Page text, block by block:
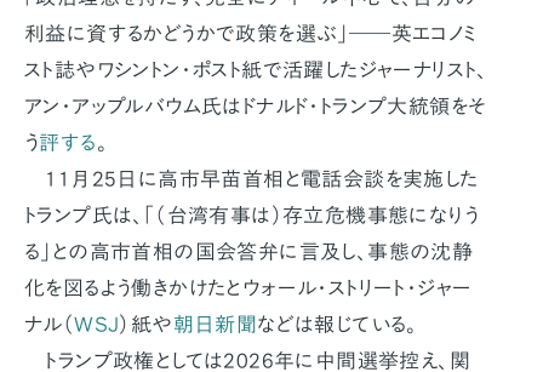
利益に資するかどうかで政策を選ぶ」――英エコノミ
スト誌やワシントン・ポスト紙で活躍したジャーナリスト、
アン・アップルバウム氏はドナルド・トランプ大統領をそ
う評する。
11月25日に高市早苗首相と電話会談を実施した
トランプ氏は、「（台湾有事は）存立危機事態になりう
る」との高市首相の国会答弁に言及し、事態の沈静
化を図るよう働きかけたとウォール・ストリート・ジャー
ナル（WSJ）紙や朝日新聞 などは報じている。
トランプ政権としては2026年に中間選挙控え、関